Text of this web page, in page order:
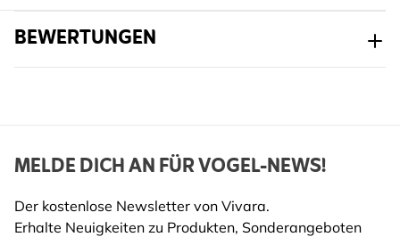
Artikelnr.
Marke CJ Wildlife
Länge 70 mm
Gewicht 0.143 kg
Mehr lesen
BEWERTUNGEN
MELDE DICH AN FÜR VOGEL-NEWS!
Der kostenlose Newsletter von Vivara.
Erhalte Neuigkeiten zu Produkten, Sonderangeboten